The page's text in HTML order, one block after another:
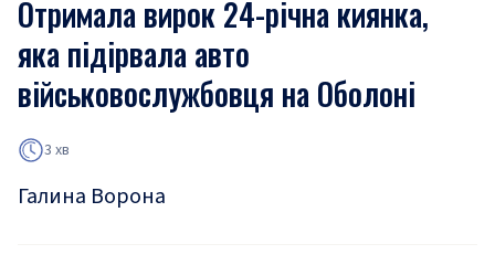
Отримала вирок 24-річна киянка,
яка підірвала авто
військовослужбовця на Оболоні
3 хв
Галина Ворона